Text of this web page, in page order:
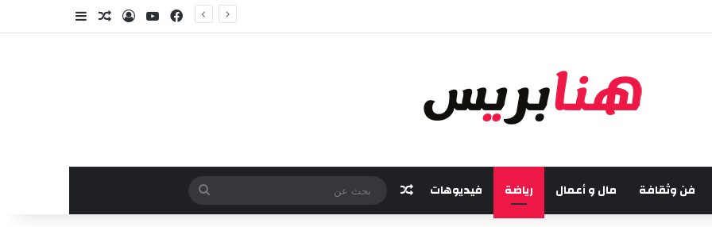
من مهرجان “تيم آر تي” في تامسنا احتفاء بعيد العرش المجيد فيسبوك‫YouTubeتسجيل الدخول
مقال عشوائي
فن وثقافة مال و أعمال رياضة فيديوهات مقال عشوائي
عن